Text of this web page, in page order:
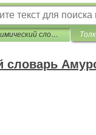
Топонимический словарь Амурской области
словарь